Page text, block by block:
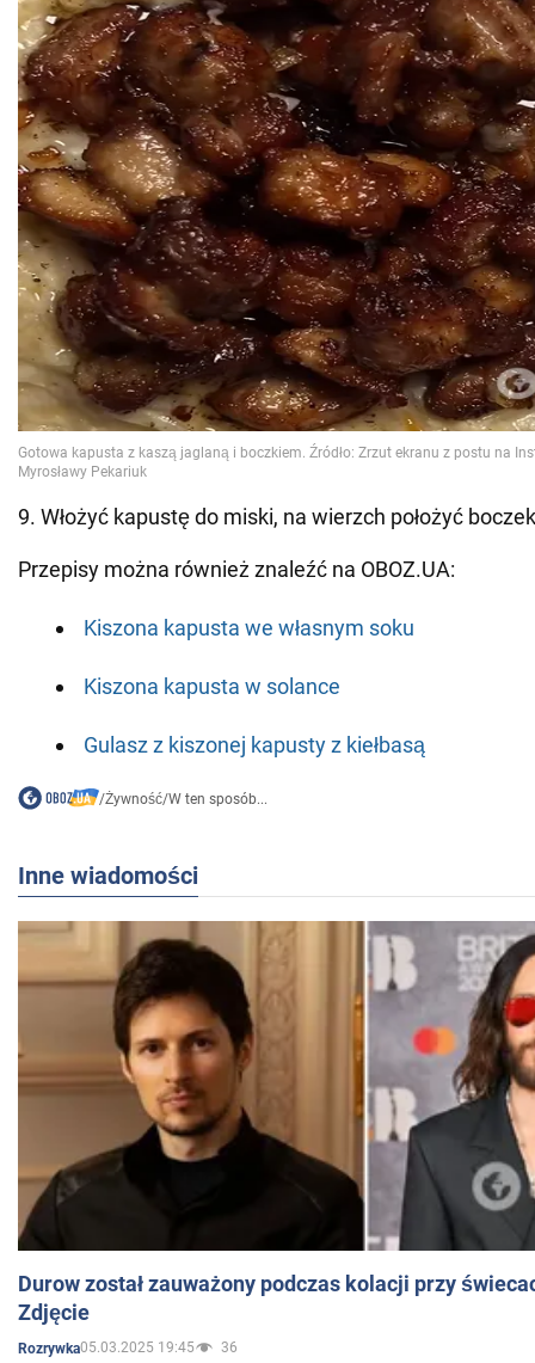
9. Włożyć kapustę do miski, na wierzch położyć
Przepisy można również znaleźć na OBOZ.UA:
Kiszona kapusta we własnym soku
Kiszona kapusta w solance
Gulasz z kiszonej kapusty z kiełbasą
/Żywność/W ten sposób...
Inne wiadomości
Durow został zauważony podczas kolacji przy
Zdjęcie
Rozrywka05.03.2025 19:45 36